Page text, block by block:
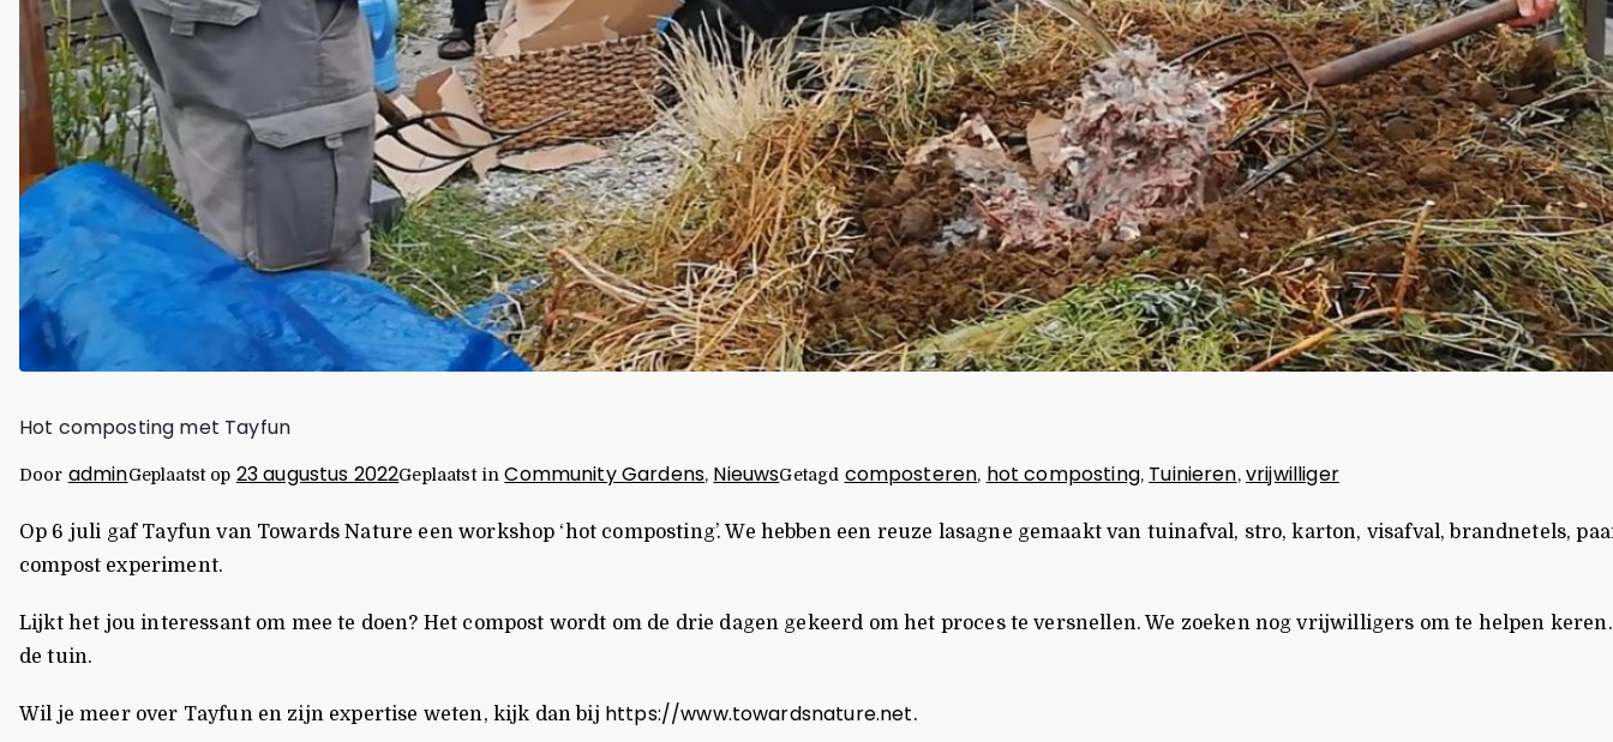
Hot composting met Tayfun
Door adminGeplaatst op 23 augustus 2022Geplaatst inCommunity Gardens, NieuwsGetagd composteren, hot composting, Tuinieren, vrijwilliger
Op 6 juli gaf Tayfun van Towards Nature een workshop ‘hot composting’. We hebben een reuze lasagne gemaakt van tuinafval, stro, karton, visafval, brandnetels,
compost experiment.
Lijkt het jou interessant om mee te doen? Het compost wordt om de drie dagen gekeerd om het proces te versnellen. We zoeken nog vrijwilligers om te helpen
de tuin.
Wil je meer over Tayfun en zijn expertise weten, kijk dan bij https://www.towardsnature.net.